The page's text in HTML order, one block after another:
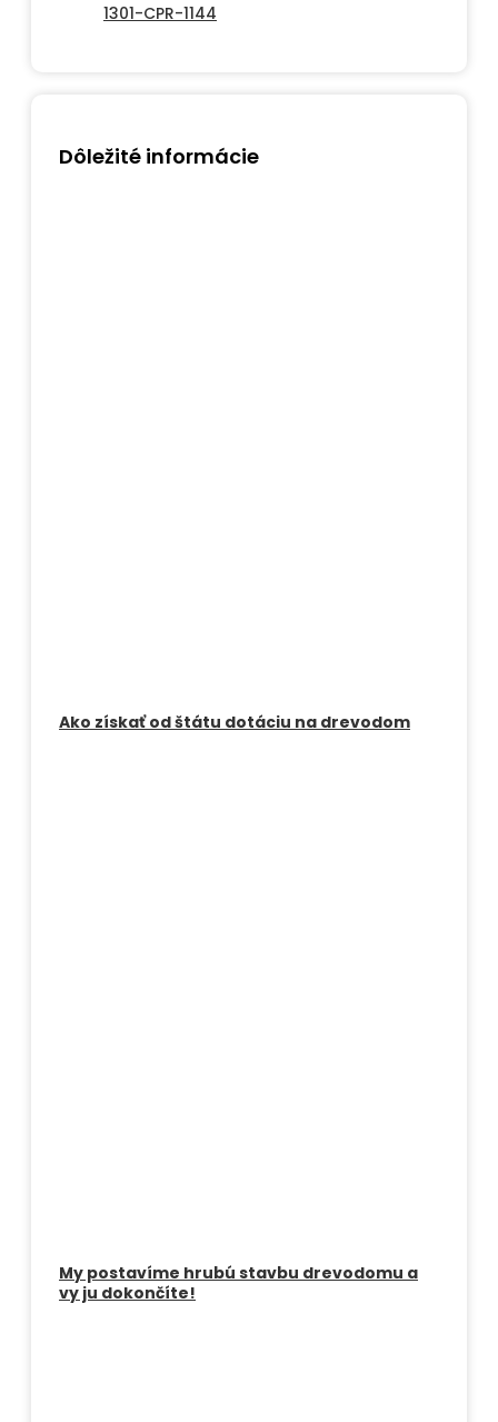
1301-CPR-1144
Dôležité informácie
Ako získať od štátu dotáciu na drevodom
My postavíme hrubú stavbu drevodomu a
vy ju dokončíte!